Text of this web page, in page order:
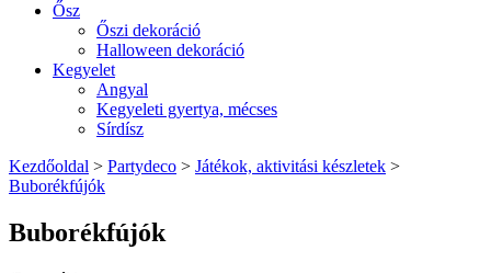
Ősz
Őszi dekoráció
Halloween dekoráció
Kegyelet
Angyal
Kegyeleti gyertya, mécses
Sírdísz
Kezdőoldal > Partydeco > Játékok, aktivitási készletek >
Buborékfújók
Buborékfújók